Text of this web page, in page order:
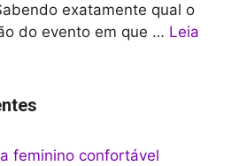
exatamente qual o
do evento em que … Leia
feminino confortável